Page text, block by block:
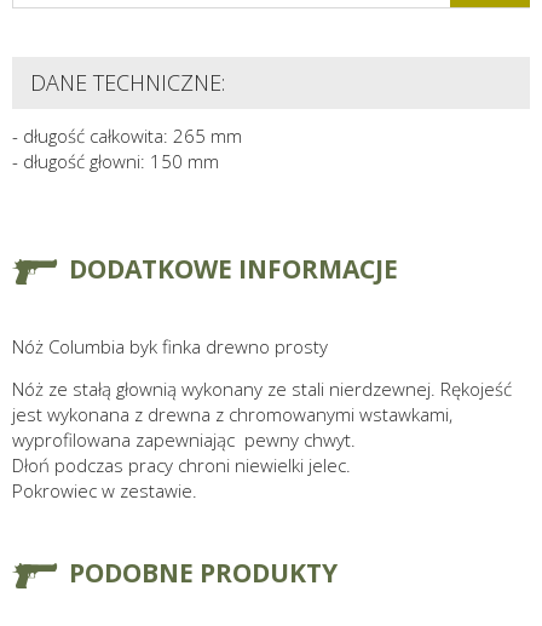
DANE TECHNICZNE:
- długość całkowita: 265 mm
- długość głowni: 150 mm
DODATKOWE INFORMACJE
Nóż Columbia byk finka drewno prosty
Nóż ze stałą głownią wykonany ze stali nierdzewnej. Rękojeść
jest wykonana z drewna z chromowanymi wstawkami,
wyprofilowana zapewniając pewny chwyt.
Dłoń podczas pracy chroni niewielki jelec.
Pokrowiec w zestawie.
PODOBNE PRODUKTY